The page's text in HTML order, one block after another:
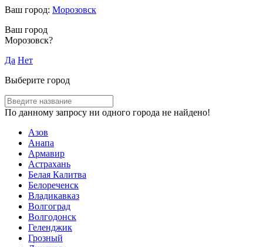
Ваш город: Морозовск
Ваш город
Морозовск?
Да Нет
Выберите город
По данному запросу ни одного города не найдено!
Азов
Анапа
Армавир
Астрахань
Белая Калитва
Белореченск
Владикавказ
Волгоград
Волгодонск
Геленджик
Грозный